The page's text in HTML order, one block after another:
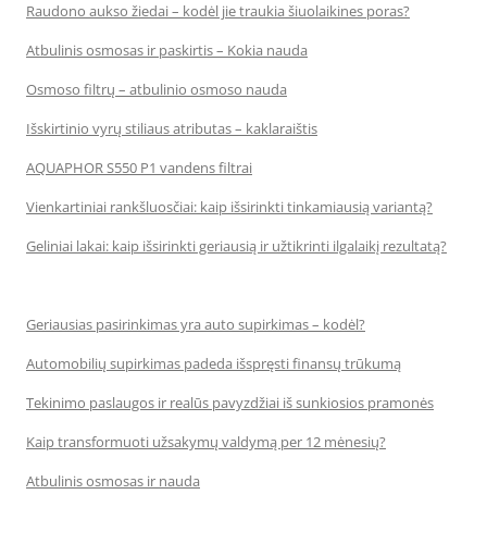
Raudono aukso žiedai – kodėl jie traukia šiuolaikines poras?
Atbulinis osmosas ir paskirtis – Kokia nauda
Osmoso filtrų – atbulinio osmoso nauda
Išskirtinio vyrų stiliaus atributas – kaklaraištis
AQUAPHOR S550 P1 vandens filtrai
Vienkartiniai rankšluosčiai: kaip išsirinkti tinkamiausią variantą?
Geliniai lakai: kaip išsirinkti geriausią ir užtikrinti ilgalaikį rezultatą?
Geriausias pasirinkimas yra auto supirkimas – kodėl?
Automobilių supirkimas padeda išspręsti finansų trūkumą
Tekinimo paslaugos ir realūs pavyzdžiai iš sunkiosios pramonės
Kaip transformuoti užsakymų valdymą per 12 mėnesių?
Atbulinis osmosas ir nauda